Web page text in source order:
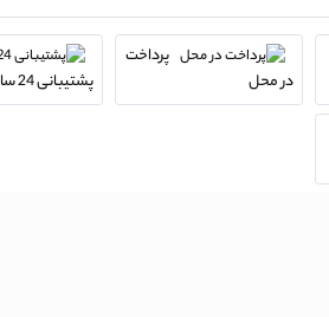
پرداخت
در محل
پشتیبانی 24 ساعته